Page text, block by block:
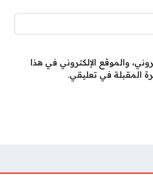
والموقع الإلكتروني في هذا
المقبلة في تعليقي.